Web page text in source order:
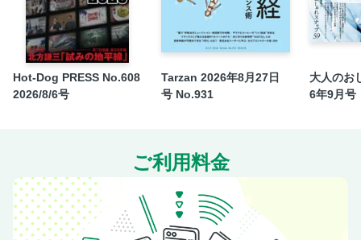
連載 滝藤賢一の映画独り語り座
GOETHE CULTURE | Art | Book | Music
連載 男の語れる腕時計
連載 NAVIGOETHE
連載 GOETHE GOLF STYLE
連載 仕事に効くレストラン
連載 松浦勝人 数寄者の流儀
連載 In the office
Hot-Dog PRESS No.608
2026/8/6号
Tarzan 2026年8月27日
号 No.931
大人のお
6年9月号
ご利用料金